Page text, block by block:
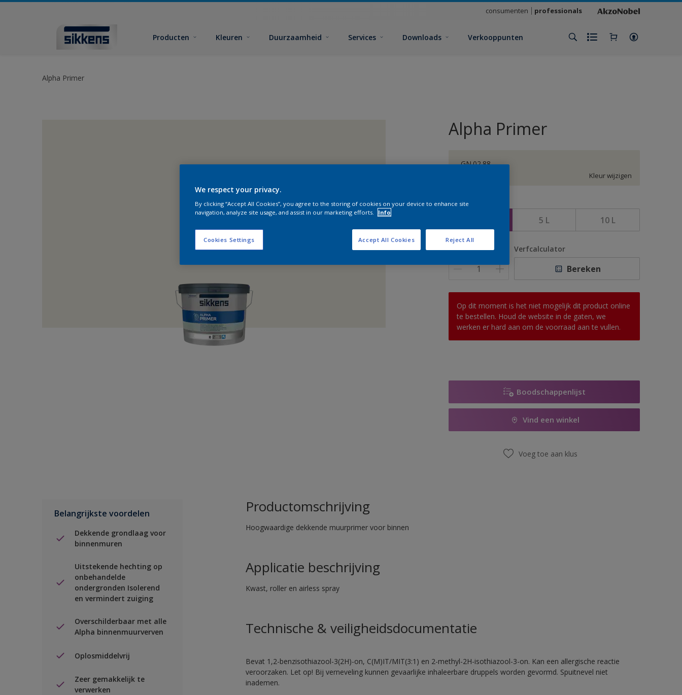
consumenten professionals
Producten Kleuren Duurzaamheid Services Downloads Verkooppunten
Alpha Primer
Alpha Primer
GN.02.88
Kleur wijzigen
Grootte
5 L 10 L
Aantal Verfcalculator
Bereken
Op dit moment is het niet mogelijk dit product online
te bestellen. Houd de website in de gaten, we
werken er hard aan om de voorraad aan te vullen.
Boodschappenlijst
Vind een winkel
Voeg toe aan klus
Belangrijkste voordelen
Dekkende grondlaag voor
binnenmuren
Uitstekende hechting op
onbehandelde
ondergronden Isolerend
en vermindert zuiging
Overschilderbaar met alle
Alpha binnenmuurverven
Oplosmiddelvrij
Zeer gemakkelijk te
verwerken
Productomschrijving
Hoogwaardige dekkende muurprimer voor binnen
Applicatie beschrijving
Kwast, roller en airless spray
Technische & veiligheidsdocumentatie
Bevat 1,2-benzisothiazool-3(2H)-on, C(M)IT/MIT(3:1) en 2-methyl-2H-isothiazool-3-on. Kan een allergische reactie
veroorzaken. Let op! Bij verneveling kunnen gevaarlijke inhaleerbare druppels worden gevormd. Spuitnevel niet
inademen.
We respect your privacy.
By clicking “Accept All Cookies”, you agree to the storing of cookies on your device to enhance site
navigation, analyze site usage, and assist in our marketing efforts.
Info
Cookies Settings Reject All
Accept All Cookies